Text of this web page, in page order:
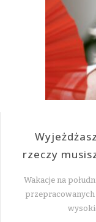
rzeczy
Wakacje na
przepracowanych